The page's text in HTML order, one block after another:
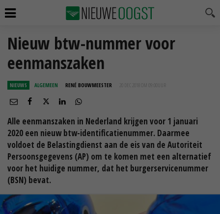
Nieuw btw-nummer voor
eenmanszaken
NIEUWS ALGEMEEN RENÉ BOUWMEESTER 20 DEC 2018 OM 09:00
Alle eenmanszaken in Nederland krijgen voor 1 januari
2020 een nieuw btw-identificatienummer. Daarmee
voldoet de Belastingdienst aan de eis van de Autoriteit
Persoonsgegevens (AP) om te komen met een alternatief
voor het huidige nummer, dat het burgerservicenummer
(BSN) bevat.